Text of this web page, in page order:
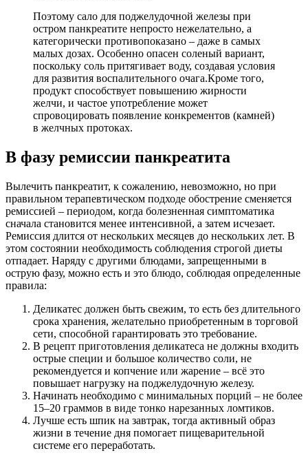
Поэтому сало для поджелудочной железы при
остром панкреатите непросто нежелательно, а
категорически противопоказано – даже в самых
малых дозах. Особенно опасен соленый вариант,
поскольку соль притягивает воду, создавая условия
для развития воспалительного очага.Кроме того,
продукт способствует повышению жирности
желчи, и частое употребление может
спровоцировать появление конкрементов (камней)
в желчных протоках.
В фазу ремиссии панкреатита
Вылечить панкреатит, к сожалению, невозможно, но при
правильном терапевтическом подходе обострение сменяется
ремиссией – периодом, когда болезненная симптоматика
сначала становится менее интенсивной, а затем исчезает.
Ремиссия длится от нескольких месяцев до нескольких лет. В
этом состоянии необходимость соблюдения строгой диеты
отпадает. Наряду с другими блюдами, запрещенными в
острую фазу, можно есть и это блюдо, соблюдая определенные
правила:
Деликатес должен быть свежим, то есть без длительного
срока хранения, желательно приобретенным в торговой
сети, способной гарантировать это требование.
В рецепт приготовления деликатеса не должны входить
острые специи и большое количество соли, не
рекомендуется и копчение или жарение – всё это
повышает нагрузку на поджелудочную железу.
Начинать необходимо с минимальных порций – не более
15–20 граммов в виде тонко нарезанных ломтиков.
Лучше есть шпик на завтрак, тогда активный образ
жизни в течение дня помогает пищеварительной
системе его переработать.